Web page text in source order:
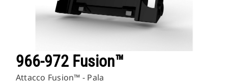
966-972 Fusion™
Attacco Fusion™ - Pala